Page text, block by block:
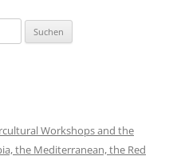
Workshops and the
the Mediterranean, the Red